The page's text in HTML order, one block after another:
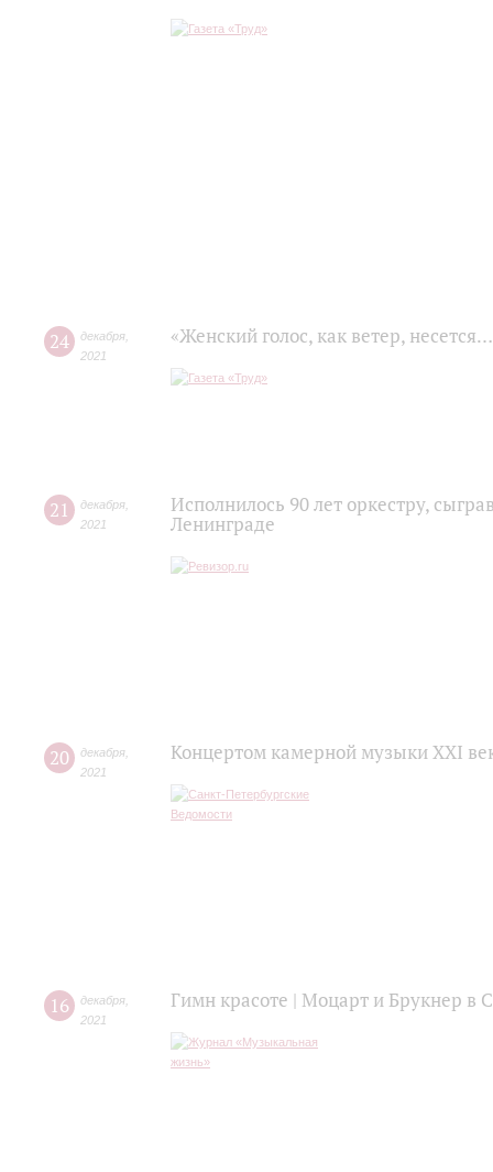
24 декабря
2021
«Женский голос, как ветер,
21 декабря
2021
Исполнилось 90 лет оркестру,
Ленинграде
20 декабря
2021
Концертом камерной музыки XXI
16 декабря
2021
Гимн красоте | Моцарт и Брукнер в